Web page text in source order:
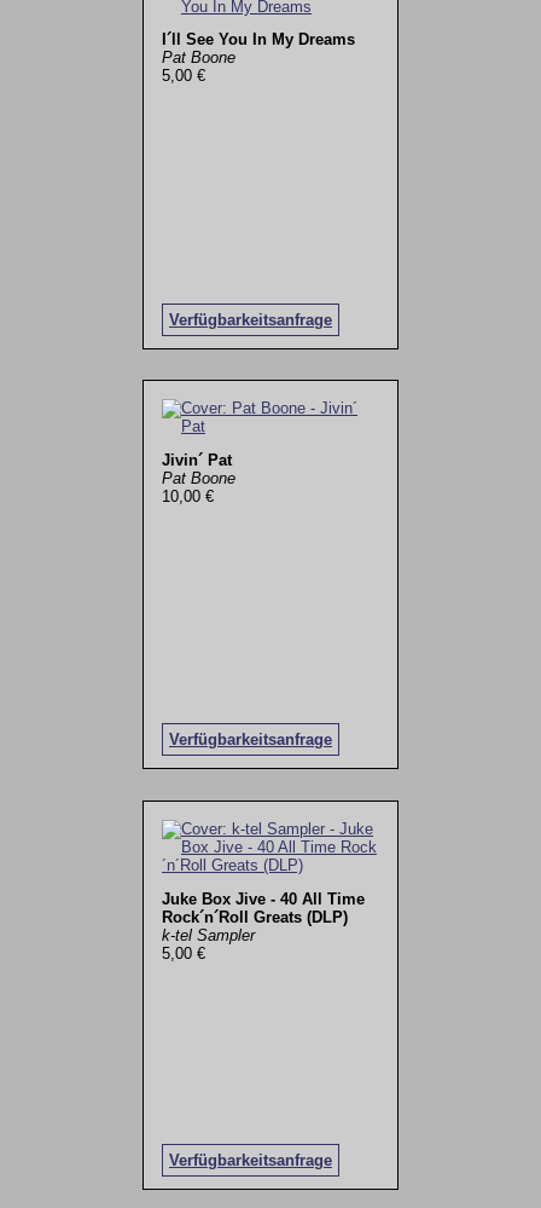
I´ll See You In My Dreams
Pat Boone
5,00 €
Verfügbarkeitsanfrage
Jivin´ Pat
Pat Boone
10,00 €
Verfügbarkeitsanfrage
Juke Box Jive - 40 All Time
Rock´n´Roll Greats (DLP)
k-tel Sampler
5,00 €
Verfügbarkeitsanfrage